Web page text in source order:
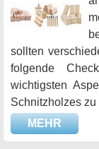
sollten
folgende
wichtigsten
Schnitzholzes
MEHR